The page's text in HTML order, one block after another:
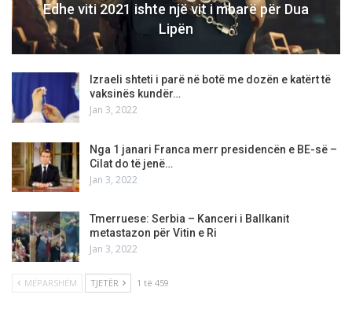
Edhe viti 2021 ishte një vit i mbarë për Dua
Lipën
Izraeli shteti i parë në botë me dozën e katërt të
vaksinës kundër…
Jan 3, 2022
Nga 1 janari Franca merr presidencën e BE-së –
Cilat do të jenë…
Jan 3, 2022
Tmerruese: Serbia – Kanceri i Ballkanit
metastazon për Vitin e Ri
Jan 3, 2022
MËPARSHËM TJETËR 1 të 459